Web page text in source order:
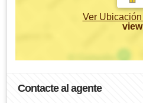
Ver Ubicación
view
Contacte al agente